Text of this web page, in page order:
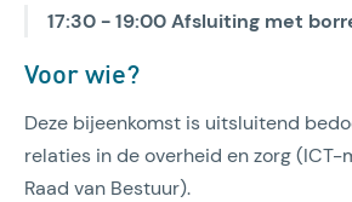
17:30 - 19:00 Afsluiting met
Voor wie?
Deze bijeenkomst is uitsluitend
relaties in de overheid en zorg (ICT-
Raad van Bestuur).